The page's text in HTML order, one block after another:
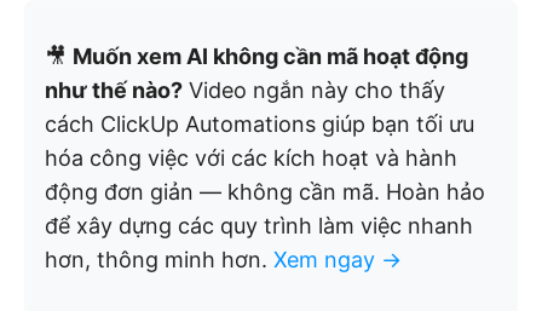
🎥 Muốn xem AI không cần mã hoạt động
như thế nào? Video ngắn này cho thấy
cách ClickUp Automations giúp bạn tối ưu
hóa công việc với các kích hoạt và hành
động đơn giản — không cần mã. Hoàn hảo
để xây dựng các quy trình làm việc nhanh
hơn, thông minh hơn. Xem ngay →